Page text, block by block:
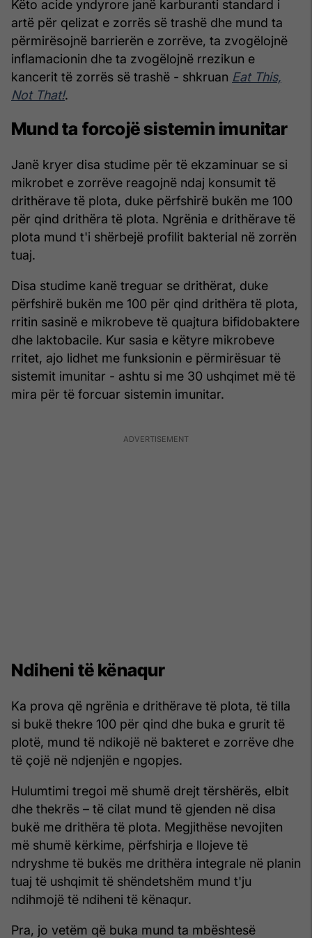
Këto acide yndyrore janë karburanti standard i
artë për qelizat e zorrës së trashë dhe mund ta
përmirësojnë barrierën e zorrëve, ta zvogëlojnë
inflamacionin dhe ta zvogëlojnë rrezikun e
kancerit të zorrës së trashë - shkruan Eat This,
Not That!.
Mund ta forcojë sistemin imunitar
Janë kryer disa studime për të ekzaminuar se si
mikrobet e zorrëve reagojnë ndaj konsumit të
drithërave të plota, duke përfshirë bukën me 100
për qind drithëra të plota. Ngrënia e drithërave të
plota mund t'i shërbejë profilit bakterial në zorrën
tuaj.
Disa studime kanë treguar se drithërat, duke
përfshirë bukën me 100 për qind drithëra të plota,
rritin sasinë e mikrobeve të quajtura bifidobaktere
dhe laktobacile. Kur sasia e këtyre mikrobeve
rritet, ajo lidhet me funksionin e përmirësuar të
sistemit imunitar - ashtu si me 30 ushqimet më të
mira për të forcuar sistemin imunitar.
Ndiheni të kënaqur
Ka prova që ngrënia e drithërave të plota, të tilla
si bukë thekre 100 për qind dhe buka e grurit të
plotë, mund të ndikojë në bakteret e zorrëve dhe
të çojë në ndjenjën e ngopjes.
Hulumtimi tregoi më shumë drejt tërshërës, elbit
dhe thekrës – të cilat mund të gjenden në disa
bukë me drithëra të plota. Megjithëse nevojiten
më shumë kërkime, përfshirja e llojeve të
ndryshme të bukës me drithëra integrale në planin
tuaj të ushqimit të shëndetshëm mund t'ju
ndihmojë të ndiheni të kënaqur.
Pra, jo vetëm që buka mund ta mbështesë